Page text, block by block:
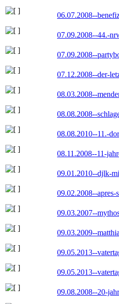
06.07.2008--
07.09.2008--44.-
07.09.2008--
07.12.2008--der-
08.03.2008--
08.08.2008--
08.08.2010--11.-
08.11.2008--11-
09.01.2010--djlk-
09.02.2008--
09.03.2007--
09.03.2009--
09.05.2013--
09.05.2013--
09.08.2008--20-